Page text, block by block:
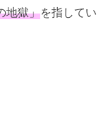
地獄」を指してい